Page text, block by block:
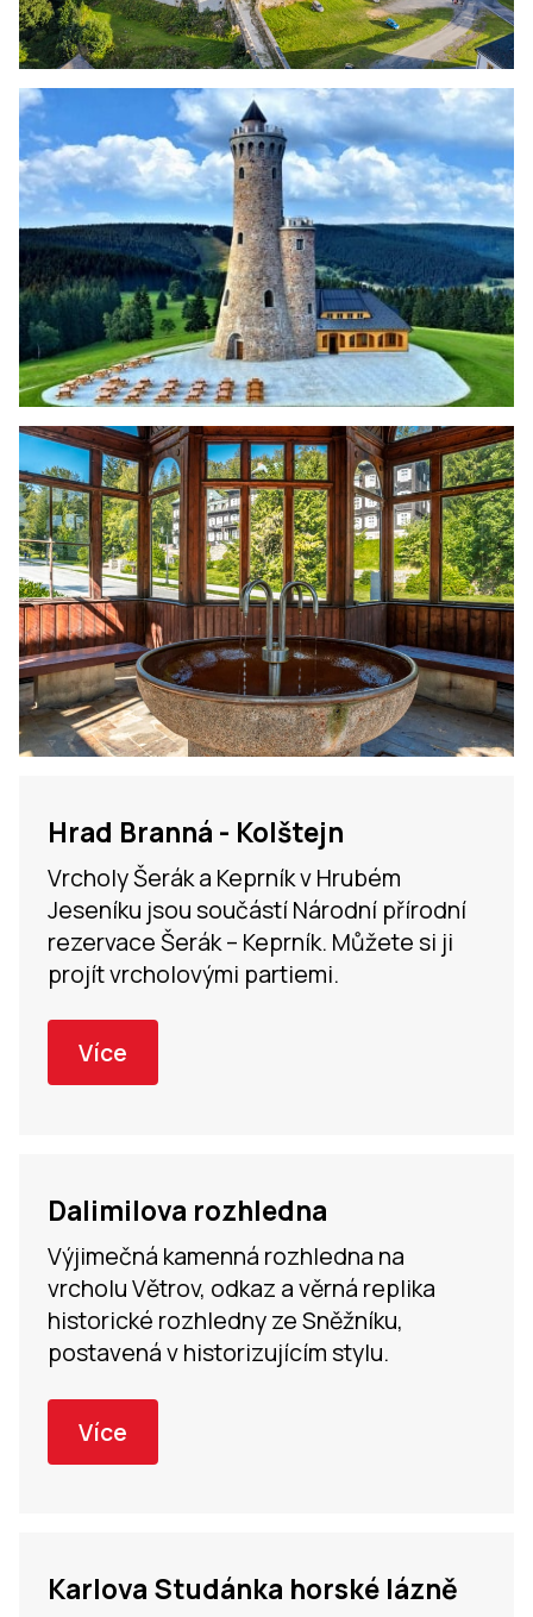
Hrad Branná - Kolštejn
Vrcholy Šerák a Keprník v Hrubém
Jeseníku jsou součástí Národní přírodní
rezervace Šerák – Keprník. Můžete si ji
projít vrcholovými partiemi.
Více
Dalimilova rozhledna
Výjimečná kamenná rozhledna na
vrcholu Větrov, odkaz a věrná replika
historické rozhledny ze Sněžníku,
postavená v historizujícím stylu.
Více
Karlova Studánka horské lázně